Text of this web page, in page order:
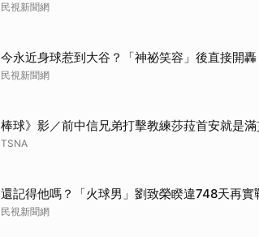
民視新聞網
今永近身球惹到大谷？「神祕笑容」後直接開
民視新聞網
棒球》影／前中信兄弟打擊教練莎菈首安就是
TSNA
還記得他嗎？「火球男」劉致榮睽違748天再實
民視新聞網